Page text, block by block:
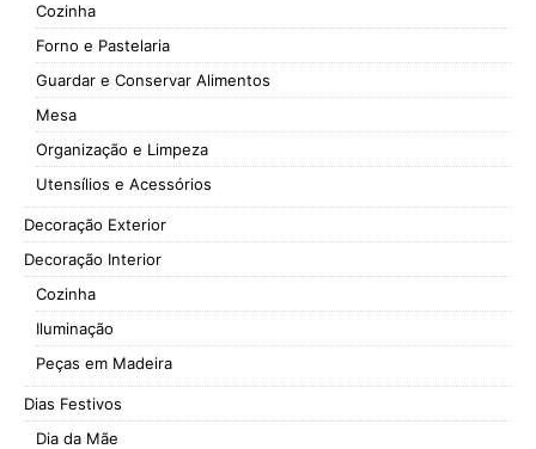
Cozinha
Forno e Pastelaria
Guardar e Conservar Alimentos
Mesa
Organização e Limpeza
Utensílios e Acessórios
Decoração Exterior
Decoração Interior
Cozinha
Iluminação
Peças em Madeira
Dias Festivos
Dia da Mãe